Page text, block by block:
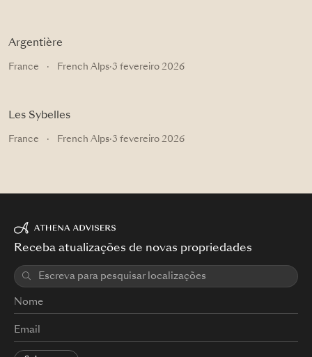
Argentière
France · French Alps·3 fevereiro 2026
Les Sybelles
France · French Alps·3 fevereiro 2026
Receba atualizações de novas propriedades